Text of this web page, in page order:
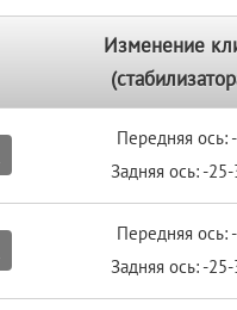
Изменение
Передняя ось:
Задняя ось: -
Передняя ось:
Задняя ось: -